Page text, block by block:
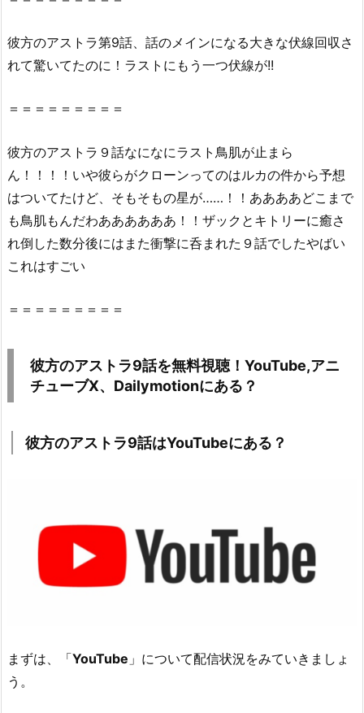
u
b
に
る？
2.
2.
彼
の
ア
ト
9
話
は
ニ
Ｘ
あ
彼
彼方のアストラ第9話 、話のメインになる大きな伏線回収さ
れて驚いてたのに！ラストにもう一つ伏線が!!
＝＝＝＝＝＝＝＝＝
彼方のアストラ ９話なになにラスト鳥肌が止まら
ん！！！！いや彼らがクローンってのはルカの件から予想
はついてたけど、そもそもの星が……！！ああああどこまで
も鳥肌もんだわああああああ！！ザックとキトリーに癒さ
れ倒した数分後にはまた衝撃に呑まれた ９話でしたやばい
これはすごい
＝＝＝＝＝＝＝＝＝
彼方のアストラ9話を無料視聴！YouTube,アニ
チューブX、Dailymotionにある？
彼方のアストラ9話はYouTubeにある？
まずは、「YouTube 」について配信状況をみていきましょ
う。